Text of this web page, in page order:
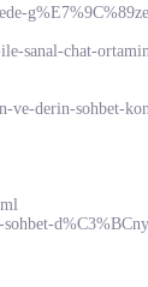
sanal-chat-
ve-derin-sohbet-